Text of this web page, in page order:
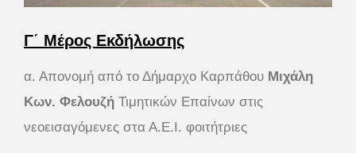
Γ΄ Μέρος Εκδήλωσης
α. Απονομή από το Δήμαρχο Καρπάθου Μιχάλη
Κων. Φελουζή Τιμητικών Επαίνων στις
νεοεισαγόμενες στα Α.Ε.Ι. φοιτήτριες